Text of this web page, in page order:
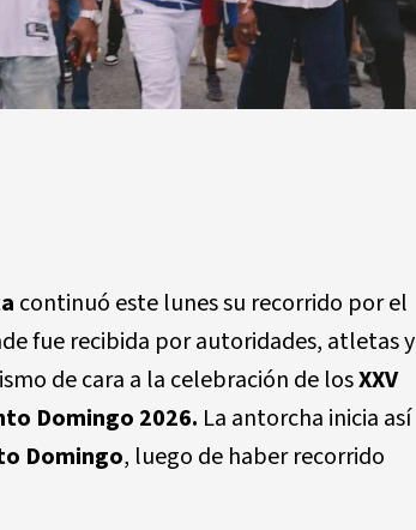
continuó este lunes su recorrido por el
fue recibida por autoridades, atletas y
de cara a la celebración de losXXV
Domingo 2026. La antorcha inicia así
Domingo, luego de haber recorrido